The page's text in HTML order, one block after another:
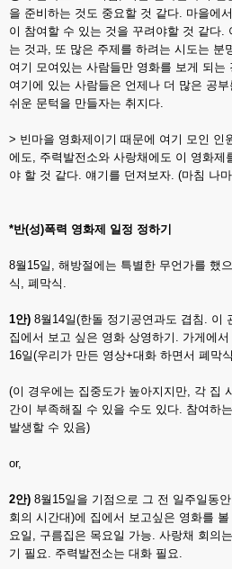
을 준비하는 것도 중요할 것 같다. 마을에
이 참여할 수 있는 것을 꾸려야할 것 같다.
는 것과, 또 많은 주제를 하려는 시도는 분
여기 모여있는 사람들만 영화를 보게 되
여기에 있는 사람들은 언제나 더 많은 공
쉬운 문턱을 만들자는 취지다.
> 빈마을 영화제이기 때문에 여기 모인 인
에도, 주력발전소와 사랑채에도 이 영화제
야 할 것 같다. 얘기를 던져보자. (마침 나
*반(성)폭력 영화제 일정 정하기
8월15일, 해방절에는 특별한 무언가를 했
식, 폐막식.
1안) 8월14일(한돌 정기공연과도 겹침. 이
집에서 보고 싶은 영화 상영하기. 가게에
16일(우리가 만든 영상+대화 하면서 폐막
(이 경우에는 집중도가 높아지지만, 각 집
간이 부족해질 수 있을 수도 있다. 참여하
발생할 수 있음)
or,
2안) 8월15일을 기점으로 그 전 일주일동
회의 시간대)에 집에서 보고싶은 영화를
요일, 구름집은 목요일 가능. 사랑채 회의
기 필요. 주력발전소는 대화 필요.